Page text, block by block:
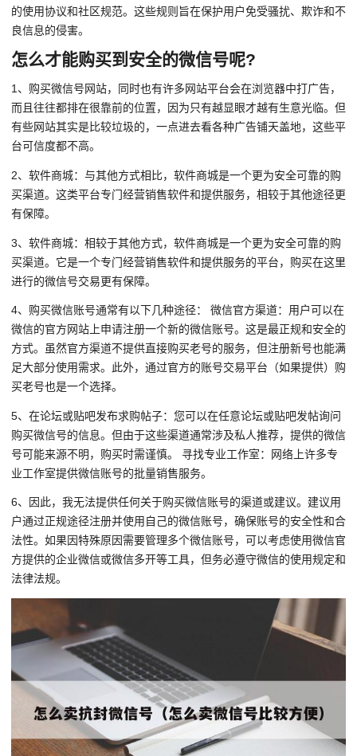
的使用协议和社区规范。这些规则旨在保护用户免受骚扰、欺诈和不
良信息的侵害。
怎么才能购买到安全的微信号呢?
1、购买微信号网站，同时也有许多网站平台会在浏览器中打广告，
而且往往都排在很靠前的位置，因为只有越显眼才越有生意光临。但
有些网站其实是比较垃圾的，一点进去看各种广告铺天盖地，这些平
台可信度都不高。
2、软件商城：与其他方式相比，软件商城是一个更为安全可靠的购
买渠道。这类平台专门经营销售软件和提供服务，相较于其他途径更
有保障。
3、软件商城：相较于其他方式，软件商城是一个更为安全可靠的购
买渠道。它是一个专门经营销售软件和提供服务的平台，购买在这里
进行的微信号交易更有保障。
4、购买微信账号通常有以下几种途径： 微信官方渠道：用户可以在
微信的官方网站上申请注册一个新的微信账号。这是最正规和安全的
方式。虽然官方渠道不提供直接购买老号的服务，但注册新号也能满
足大部分使用需求。此外，通过官方的账号交易平台（如果提供）购
买老号也是一个选择。
5、在论坛或贴吧发布求购帖子：您可以在任意论坛或贴吧发帖询问
购买微信号的信息。但由于这些渠道通常涉及私人推荐，提供的微信
号可能来源不明，购买时需谨慎。 寻找专业工作室：网络上许多专
业工作室提供微信账号的批量销售服务。
6、因此，我无法提供任何关于购买微信账号的渠道或建议。建议用
户通过正规途径注册并使用自己的微信账号，确保账号的安全性和合
法性。如果因特殊原因需要管理多个微信账号，可以考虑使用微信官
方提供的企业微信或微信多开等工具，但务必遵守微信的使用规定和
法律法规。